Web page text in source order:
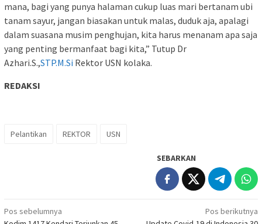
mana, bagi yang punya halaman cukup luas mari bertanam ubi
tanam sayur, jangan biasakan untuk malas, duduk aja, apalagi
dalam suasana musim penghujan, kita harus menanam apa saja
yang penting bermanfaat bagi kita,” Tutup Dr
Azhari.S.,STP.M.Si Rektor USN kolaka.
REDAKSI
Pelantikan REKTOR USN
SEBARKAN
Navigasi
Pos sebelumnya
Pos berikutnya